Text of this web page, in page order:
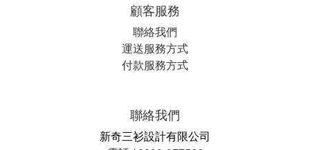
顧客服務
聯絡我們
運送服務方式
付款服務方式
聯絡我們
新奇三衫設計有限公司